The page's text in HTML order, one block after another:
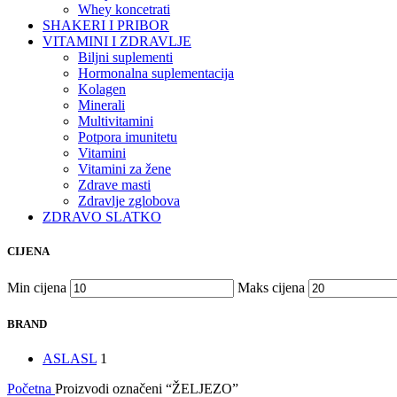
Whey koncetrati
SHAKERI I PRIBOR
VITAMINI I ZDRAVLJE
Biljni suplementi
Hormonalna suplementacija
Kolagen
Minerali
Multivitamini
Potpora imunitetu
Vitamini
Vitamini za žene
Zdrave masti
Zdravlje zglobova
ZDRAVO SLATKO
CIJENA
Min cijena Maks cijena
BRAND
ASLASL 1
Početna Proizvodi označeni “ŽELJEZO”